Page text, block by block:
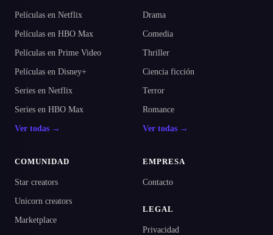
Películas en Netflix
Películas en HBO Max
Películas en Prime Video
Películas en Disney+
Series en Netflix
Series en HBO Max
Ver todas →
Drama
Comedia
Thriller
Ciencia ficción
Terror
Romance
Ver todas →
COMUNIDAD
Star creators
Unicorn creators
Marketplace
EMPRESA
Contacto
LEGAL
Privacidad